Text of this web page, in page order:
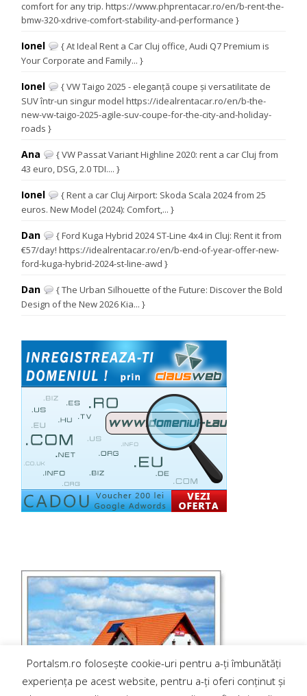
comfort for any trip. https://www.phprentacar.ro/en/b-rent-the-
bmw-320-xdrive-comfort-stability-and-performance }
Ionel
{ At Ideal Rent a Car Cluj office, Audi Q7 Premium is
Your Corporate and Family... }
Ionel
{ VW Taigo 2025 - eleganță coupe și versatilitate de
SUV într-un singur model https://idealrentacar.ro/en/b-the-
new-vw-taigo-2025-agile-suv-coupe-for-the-city-and-holiday-
roads }
Ana
{ VW Passat Variant Highline 2020: rent a car Cluj from
43 euro, DSG, 2.0 TDI.... }
Ionel
{ Rent a car Cluj Airport: Skoda Scala 2024 from 25
euros. New Model (2024): Comfort,... }
Dan
{ Ford Kuga Hybrid 2024 ST-Line 4x4 in Cluj: Rent it from
€57/day! https://idealrentacar.ro/en/b-end-of-year-offer-new-
ford-kuga-hybrid-2024-st-line-awd }
Dan
{ The Urban Silhouette of the Future: Discover the Bold
Design of the New 2026 Kia... }
Portalsm.ro folosește cookie-uri pentru a-ți îmbunătăți
experiența pe acest website, pentru a-ți oferi conținut și